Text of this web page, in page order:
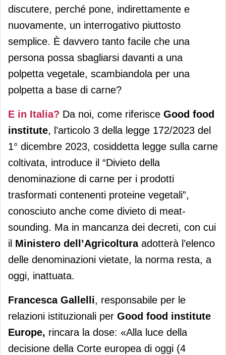
discutere, perché pone, indirettamente e
nuovamente, un interrogativo piuttosto
semplice. È davvero tanto facile che una
persona possa sbagliarsi davanti a una
polpetta vegetale, scambiandola per una
polpetta a base di carne?
E in Italia? Da noi, come riferisce Good food
institute, l’articolo 3 della legge 172/2023 del
1° dicembre 2023, cosiddetta legge sulla carne
coltivata, introduce il “Divieto della
denominazione di carne per i prodotti
trasformati contenenti proteine vegetali”,
conosciuto anche come divieto di meat-
sounding. Ma in mancanza dei decreti, con cui
il Ministero dell’Agricolturaadotterà l’elenco
delle denominazioni vietate, la norma resta, a
oggi, inattuata.
Francesca Gallelli, responsabile per le
relazioni istituzionali per Good food institute
Europe, rincara la dose: «Alla luce della
decisione della Corte europea di oggi (4